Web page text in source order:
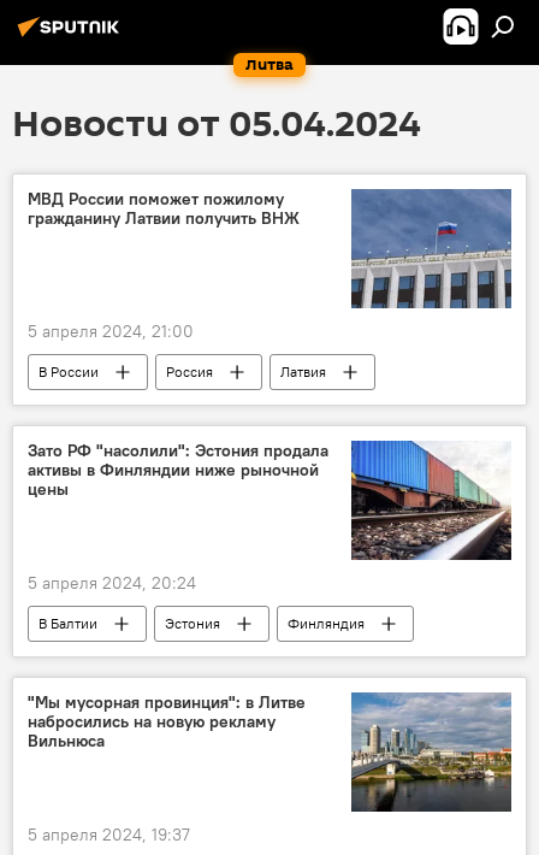
Литва
Новости от 05.04.2024
МВД России поможет пожилому
гражданину Латвии получить ВНЖ
5 апреля 2024, 21:00
В России Россия
Латвия
дискриминация русских
русскоязычные
Зато РФ "насолили": Эстония продала
активы в Финляндии ниже рыночной
цены
5 апреля 2024, 20:24
В Балтии Эстония
Финляндия
железная дорога
бизнес
грузоперевозки
перевозки Россия
"Мы мусорная провинция": в Литве
набросились на новую рекламу
Вильнюса
5 апреля 2024, 19:37